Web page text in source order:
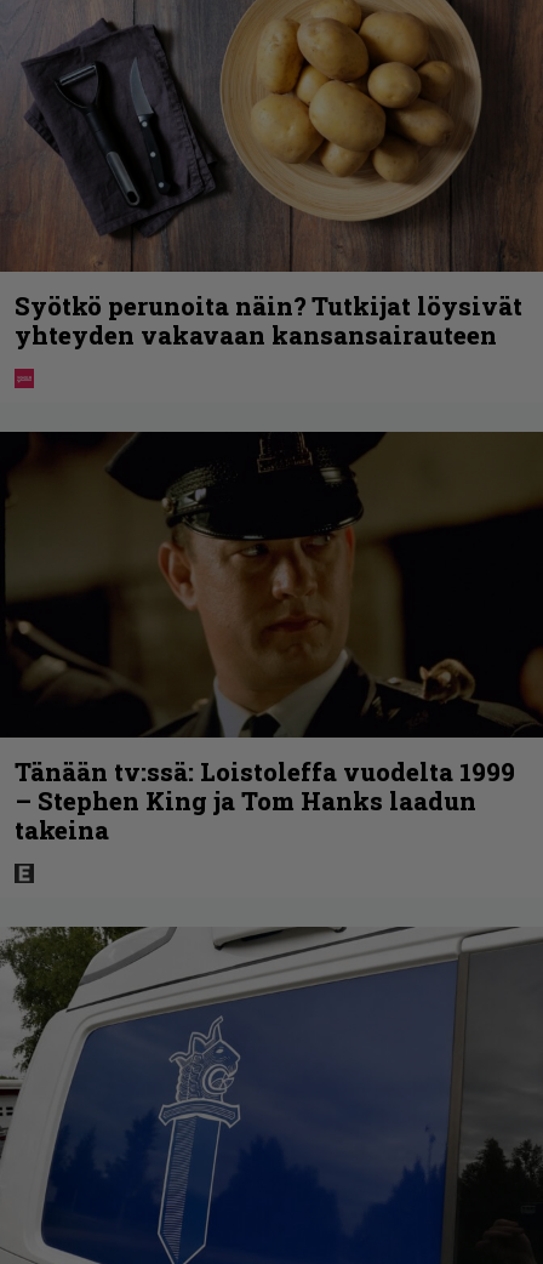
Syötkö perunoita näin? Tutkijat löysivät
yhteyden vakavaan kansansairauteen
Tänään tv:ssä: Loistoleffa vuodelta 1999
– Stephen King ja Tom Hanks laadun
takeina